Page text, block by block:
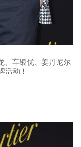
、车银优、姜丹尼尔
活动！